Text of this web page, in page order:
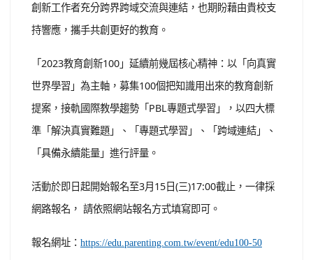
創新工作者充分跨界跨域交流與連結，也期盼藉由貴校支
持響應，攜手共創更好的教育。
「2023教育創新100」延續前幾屆核心精神：以「向真實
世界學習」為主軸，募集100個把知識用出來的教育創新
提案，接軌國際教學趨勢「PBL專題式學習」，以四大標
準「解決真實難題」、「專題式學習」、「跨域連結」、
「具備永續能量」進行評量。
活動於即日起開始報名至3月15日(三)17:00截止，一律採
網路報名， 請依照網站報名方式填寫即可。
報名網址： https://edu.parenting.com.tw/event/edu100-50